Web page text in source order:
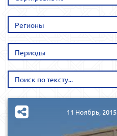
Регионы
Периоды
11 Ноябрь, 2015